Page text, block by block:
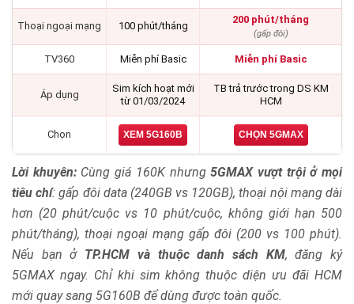
Thoại ngoại mạng 100 phút/tháng
200 phút/tháng
(gấp đôi)
TV360 Miễn phí Basic Miễn phí Basic
Áp dụng
Sim kích hoạt mới
từ 01/03/2024
TB trả trước trong DS KM
HCM
Chọn XEM 5G160B CHỌN 5GMAX
Lời khuyên:Cùng giá 160K nhưng5GMAX vượt trội ở mọi
tiêu chí: gấp đôi data (240GB vs 120GB), thoại nội mạng dài
hơn (20 phút/cuộc vs 10 phút/cuộc, không giới hạn 500
phút/tháng), thoại ngoại mạng gấp đôi (200 vs 100 phút).
Nếu bạn ở TP.HCM và thuộc danh sách KM, đăng ký
5GMAX ngay. Chỉ khi sim không thuộc diện ưu đãi HCM
mới quay sang 5G160B để dùng được toàn quốc.